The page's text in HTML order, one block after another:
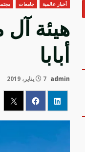
أخبار عالمية جامعات
هيئة
أبابا
admin 7 يناير، 2019